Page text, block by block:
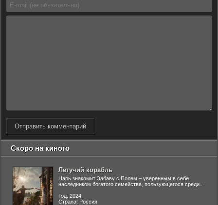
Отправить комментарий
Скоро на киного
Летучий корабль
Царь знакомит Забаву с Полем – уверенным в себе
наследником богатого семейства, пользующегося среди...
Год: 2024
Страна: Россия